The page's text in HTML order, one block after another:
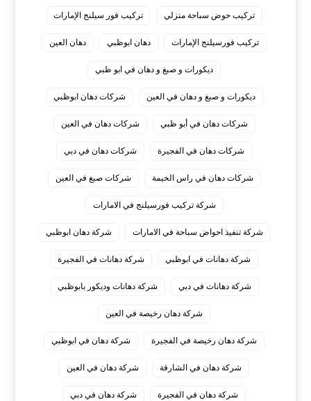
تركيب حوض سباحة منزلي تركيب فور سيلنج الإمارات
تركيب فورسيلنج الإمارات دهان ابوظبي دهان العين
ديكورات و صبغ و دهان في ابو ظبي
ديكورات و صبغ و دهان في العين شركات دهان ابوظبي
شركات دهان في أبو ظبي شركات دهان في العين
شركات دهان في الفجيرة شركات دهان في دبي
شركات دهان في راس الخيمة شركات صبغ في العين
شركة تركيب فورسيلنج في الامارات
شركة تنفيذ احواض سباحة في الامارات شركة دهان ابوظبي
شركة دهانات في ابوظبي شركة دهانات في الفجيرة
شركة دهانات في دبي شركة دهانات وديكور بابوظبي
شركة دهان رخيصة في العين
شركة دهان رخيصة في الفجيرة شركة دهان في ابوظبي
شركة دهان في الشارقة شركة دهان في العين
شركة دهان في الفجيرة شركة دهان في دبي